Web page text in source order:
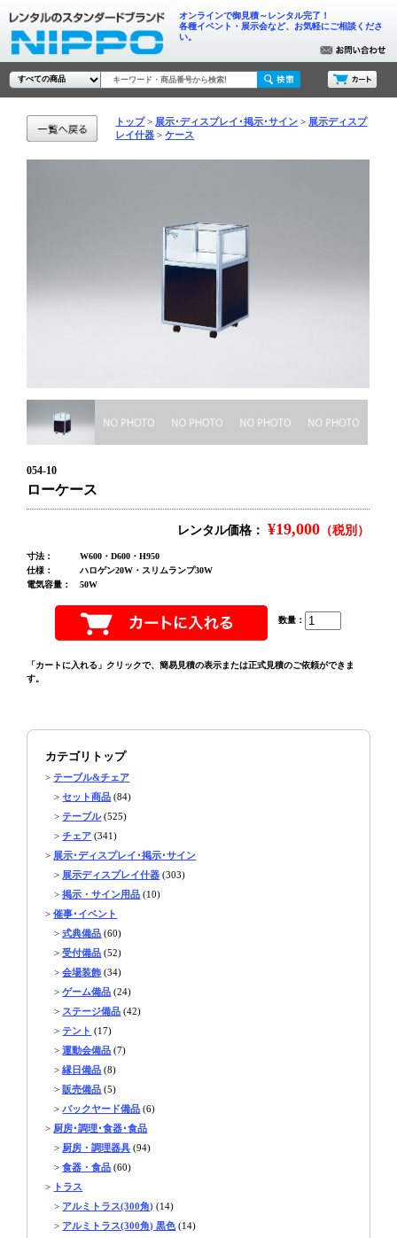
オンラインで御見積～レンタル完了！
各種イベント・展示会など、お気軽にご相談くださ
い。
トップ 展示･ディスプレイ･掲示･サイン
展示ディスプ
レイ什器
ケース
054-10
ローケース
レンタル価格： ¥19,000 （税別）
寸法：
W600・D600・H950
仕様：
ハロゲン20W・スリムランプ30W
電気容量：
50W
数量：
「カートに入れる」クリックで、簡易見積の表示または正式見積のご依頼ができま
す。
カテゴリトップ
>テーブル&チェア
>セット商品 (84)
>テーブル(525)
>チェア (341)
> 展示･ディスプレイ･掲示･サイン
> 展示ディスプレイ什器 (303)
>掲示・サイン用品 (10)
>催事･イベント
>式典備品 (60)
>受付備品 (52)
>会場装飾 (34)
>ゲーム備品 (24)
> ステージ備品 (42)
>テント (17)
>運動会備品 (7)
>縁日備品 (8)
> 販売備品 (5)
>バックヤード備品 (6)
> 厨房･調理･食器･食品
> 厨房・調理器具 (94)
>食器・食品 (60)
> トラス
> アルミトラス(300角) (14)
> アルミトラス(300角) 黒色 (14)